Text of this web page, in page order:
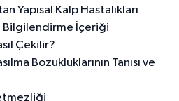
Yapısal Kalp Hastalıkları
Bilgilendirme İçeriği
Çekilir?
Bozukluklarının Tanısı ve